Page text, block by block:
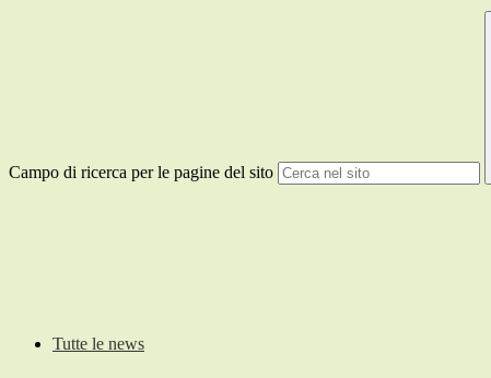
Campo di ricerca per le pagine del sito
Tutte le news